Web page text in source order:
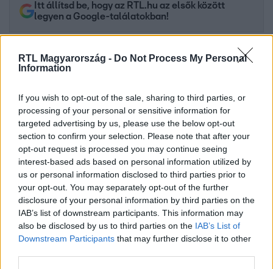
RTL Magyarország - Do Not Process My Personal
Information
If you wish to opt-out of the sale, sharing to third parties, or
processing of your personal or sensitive information for
targeted advertising by us, please use the below opt-out
section to confirm your selection. Please note that after your
opt-out request is processed you may continue seeing
interest-based ads based on personal information utilized by
us or personal information disclosed to third parties prior to
your opt-out. You may separately opt-out of the further
disclosure of your personal information by third parties on the
IAB’s list of downstream participants. This information may
also be disclosed by us to third parties on the IAB’s List of
Downstream Participants that may further disclose it to other
Itt állítsd be, hogy az RTL.hu az elsők között
legyen a Google-találatokban!
Kövess minket, és értesülj a friss hírekről a
Facebookon is!
Követem